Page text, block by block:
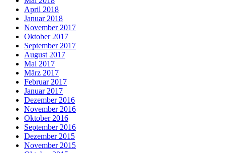
April 2018
Januar 2018
November 2017
Oktober 2017
September 2017
August 2017
Mai 2017
März 2017
Februar 2017
Januar 2017
Dezember 2016
November 2016
Oktober 2016
September 2016
Dezember 2015
November 2015